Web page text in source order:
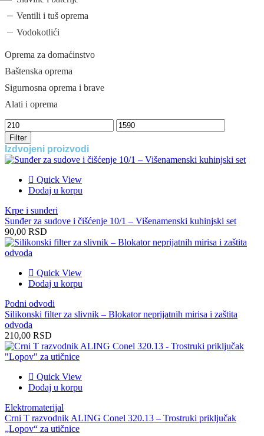
Ventili i tuš oprema
Vodokotlići
Oprema za domaćinstvo
Baštenska oprema
Sigurnosna oprema i brave
Alati i oprema
Filter
Izdvojeni proizvodi
Quick View
Dodaj u korpu
Krpe i sunderi
Sunđer za sudove i čišćenje 10/1 – Višenamenski kuhinjski set
90,00 RSD
Quick View
Dodaj u korpu
Podni odvodi
Silikonski filter za slivnik – Blokator neprijatnih mirisa i zaštita
odvoda
210,00 RSD
Quick View
Dodaj u korpu
Elektromaterijal
Crni T razvodnik ALING Conel 320.13 – Trostruki priključak
„Lopov“ za utičnice